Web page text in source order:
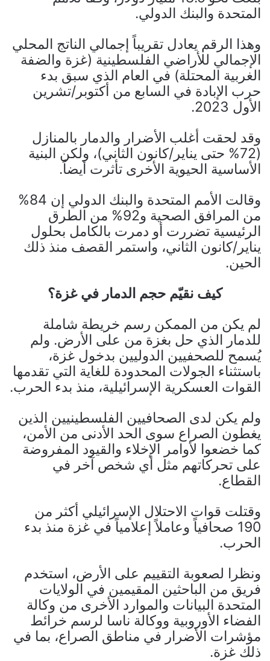
المتحدة والبنك الدولي.
وهذا الرقم يعادل تقريباً إجمالي الناتج المحلي
الإجمالي للأراضي الفلسطينية (غزة والضفة
الغربية المحتلة) في العام الذي سبق بدء
حرب الإبادة في السابع من أكتوبر/تشرين
الأول 2023.
وقد لحقت أغلب الأضرار والدمار بالمنازل
(72% حتى يناير/كانون الثاني)، ولكن البنية
الأساسية الحيوية الأخرى تأثرت أيضاً.
وقالت الأمم المتحدة والبنك الدولي إن 84%
من المرافق الصحية و92% من الطرق
الرئيسية تضررت أو دمرت بالكامل بحلول
يناير/كانون الثاني، واستمر القصف منذ ذلك
الحين.
كيف نقيّم حجم الدمار في غزة؟
لم يكن من الممكن رسم خريطة شاملة
للدمار الذي حل بغزة من على الأرض. ولم
يُسمح للصحفيين الدوليين بدخول غزة،
باستثناء الجولات المحدودة للغاية التي تقدمها
القوات العسكرية الإسرائيلية، منذ بدء الحرب.
ولم يكن لدى الصحافيين الفلسطينيين الذين
يغطون الصراع سوى الحد الأدنى من الأمن،
كما خضعوا لأوامر الإخلاء والقيود المفروضة
على تحركاتهم مثل أي شخص آخر في
القطاع.
وقتلت قوات الاحتلال الإسرائيلي أكثر من
190 صحافياً وعاملاً إعلامياً في غزة منذ بدء
الحرب.
ونظرا لصعوبة التقييم على الأرض، استخدم
فريق من الباحثين المقيمين في الولايات
المتحدة البيانات والموارد الأخرى من وكالة
الفضاء الأوروبية ووكالة ناسا لرسم خرائط
مؤشرات الأضرار في مناطق الصراع، بما في
ذلك غزة.